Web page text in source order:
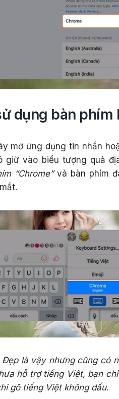
dụng bàn phím
mở ứng dụng tin nhắn
giữ vào biểu tượng quả
“Chrome”và bàn phím
là vậy nhưng cũng có
hỗ trợ tiếng Việt, bạn
gõ tiếng Việt không dấu.